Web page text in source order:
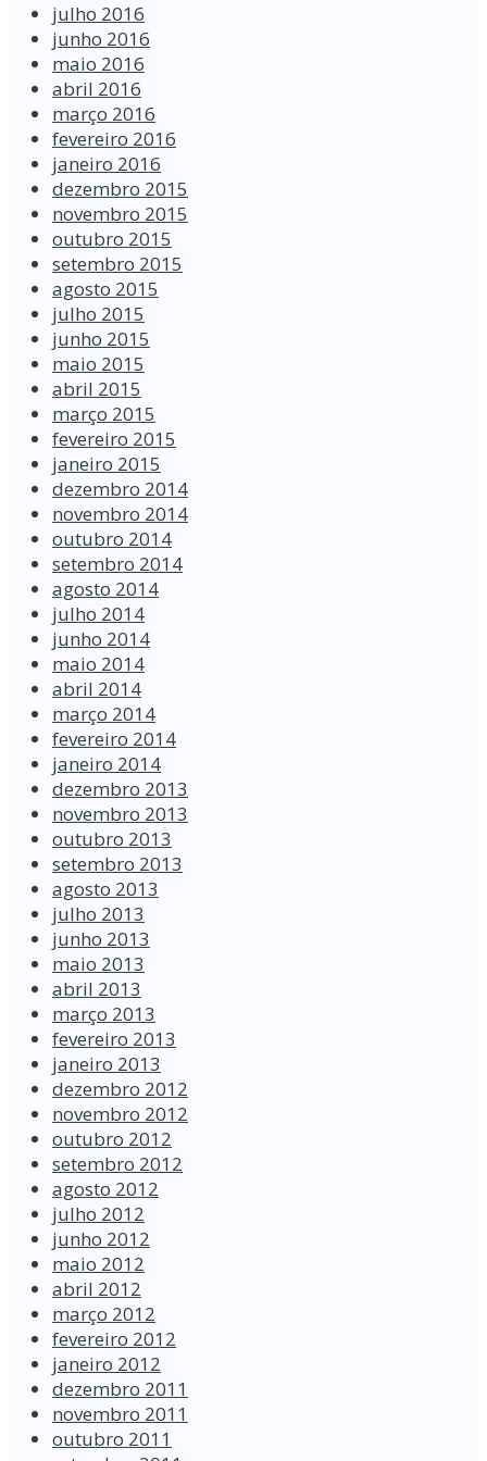
julho 2016
junho 2016
maio 2016
abril 2016
março 2016
fevereiro 2016
janeiro 2016
dezembro 2015
novembro 2015
outubro 2015
setembro 2015
agosto 2015
julho 2015
junho 2015
maio 2015
abril 2015
março 2015
fevereiro 2015
janeiro 2015
dezembro 2014
novembro 2014
outubro 2014
setembro 2014
agosto 2014
julho 2014
junho 2014
maio 2014
abril 2014
março 2014
fevereiro 2014
janeiro 2014
dezembro 2013
novembro 2013
outubro 2013
setembro 2013
agosto 2013
julho 2013
junho 2013
maio 2013
abril 2013
março 2013
fevereiro 2013
janeiro 2013
dezembro 2012
novembro 2012
outubro 2012
setembro 2012
agosto 2012
julho 2012
junho 2012
maio 2012
abril 2012
março 2012
fevereiro 2012
janeiro 2012
dezembro 2011
novembro 2011
outubro 2011